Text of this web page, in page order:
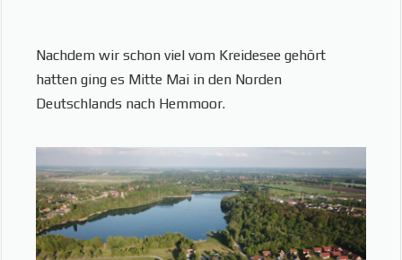
Nachdem wir schon viel vom Kreidesee gehört
hatten ging es Mitte Mai in den Norden
Deutschlands nach Hemmoor.